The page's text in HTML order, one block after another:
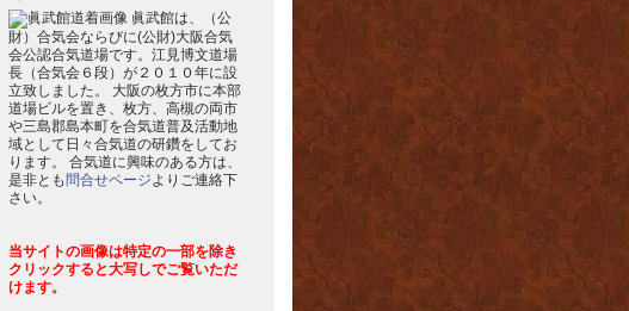
眞武館は、（公
財）合気会ならびに(公財)大阪合気
会公認合気道場です。江見博文道場
長（合気会６段）が２０１０年に設
立致しました。 大阪の枚方市に本部
道場ビルを置き、枚方、高槻の両市
や三島郡島本町を合気道普及活動地
域として日々合気道の研鑽をしてお
ります。 合気道に興味のある方は、
是非とも 問合せページよりご連絡下
さい。
当サイトの画像は特定の一部を除き
クリックすると大写しでご覧いただ
けます。